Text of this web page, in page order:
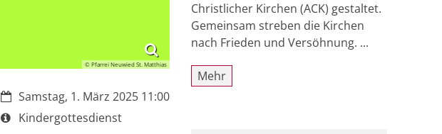
© Pfarrei Neuwied St. Matthias
Datum:
Samstag, 1. März 2025 11:00
Art bzw. Nummer:
Kindergottesdienst
Christlicher Kirchen (ACK) gestaltet.
Gemeinsam streben die Kirchen
nach Frieden und Versöhnung. ...
Mehr